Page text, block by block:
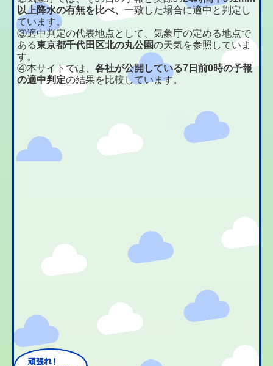
以上降水の有無を比べ、一致した場合に適中と判定し
ています。
③適中判定の代表地点として、気象庁の定める地点で
ある東京都千代田区北の丸公園の天気を参照していま
す。
④本サイトでは、各社が公開している7日前0時の予報
の適中判定の結果を比較しています。